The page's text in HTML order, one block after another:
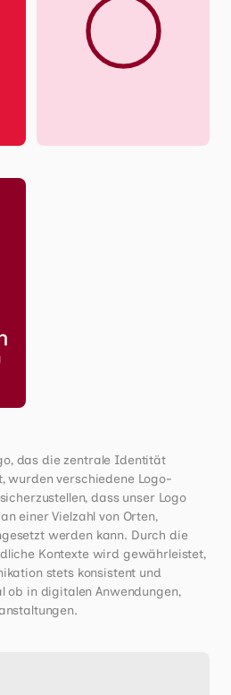
das die zentrale Identität
wurden verschiedene Logo-
dass unser Logo
einer Vielzahl von Orten,
werden kann. Durch die
Kontexte wird gewährleistet,
stets konsistent und
ob in digitalen Anwendungen,